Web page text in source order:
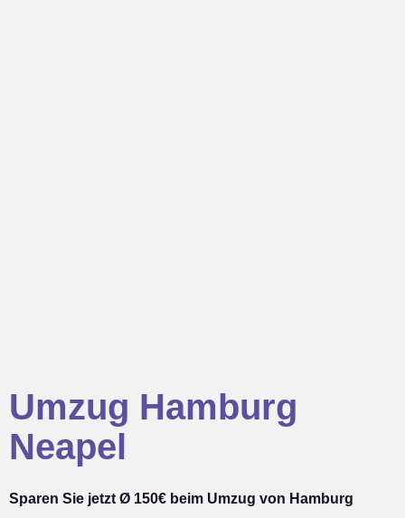
Umzug Hamburg
Neapel
Sparen Sie jetzt Ø 150€ beim Umzug von Hamburg